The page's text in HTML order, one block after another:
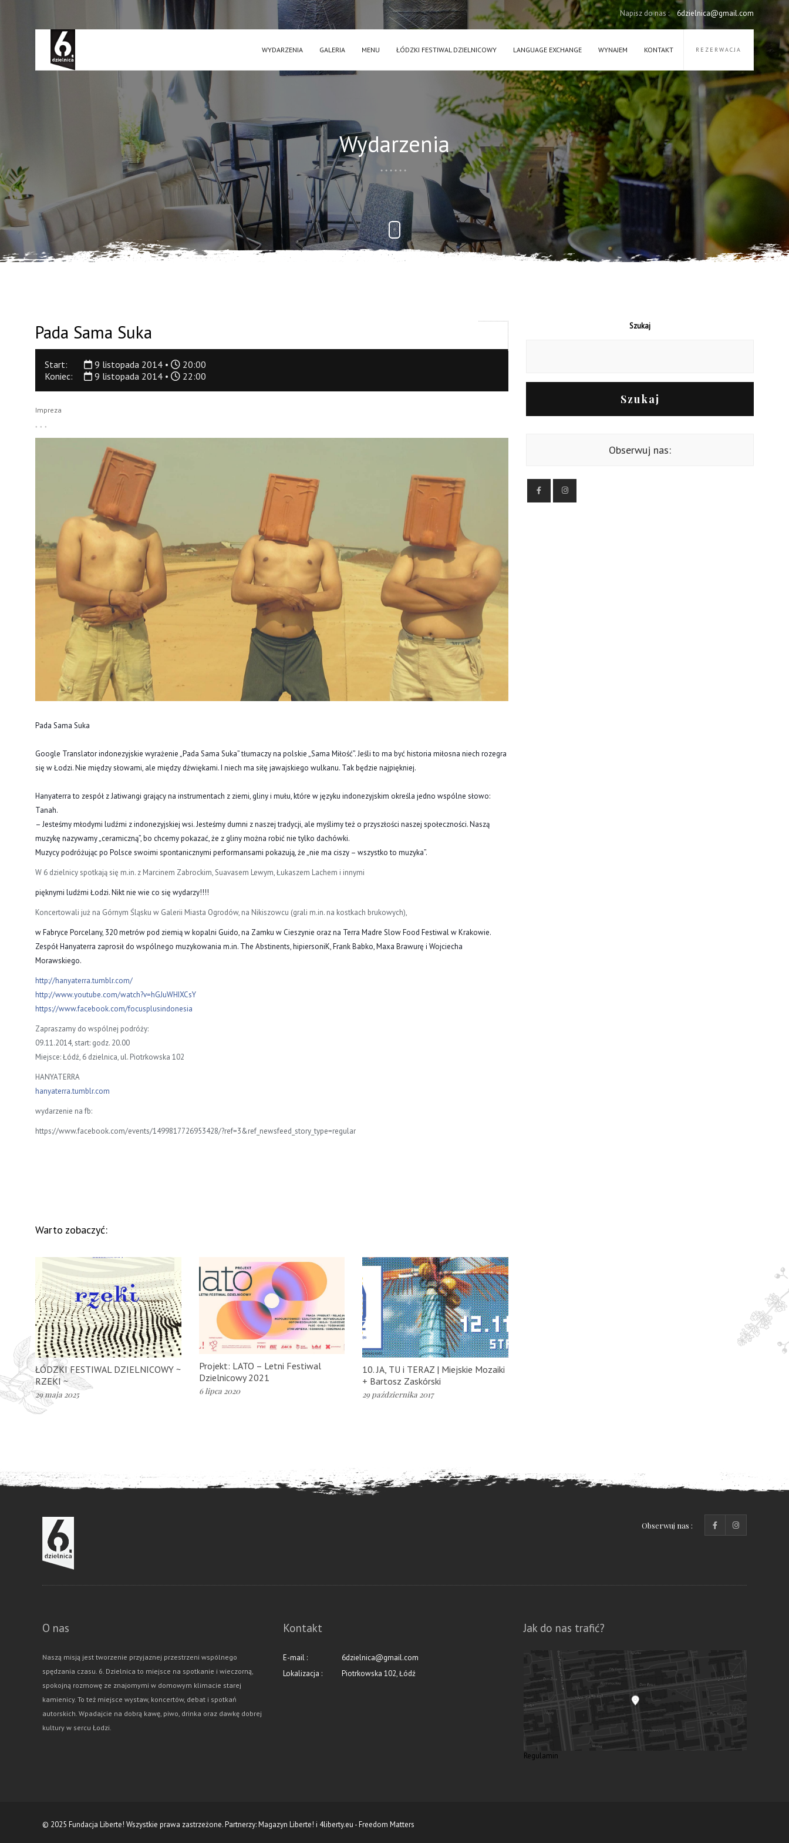
Napisz do nas : 6dzielnica@gmail.com
REZERWACJA
WYDARZENIA GALERIA MENU ŁÓDZKI FESTIWAL DZIELNICOWY LANGUAGE EXCHANGE WYNAJEM KONTAKT
Wydarzenia
Pada Sama Suka
Start: 9 listopada 2014 •
20:00
Koniec:
9 listopada 2014 • 22:00
Impreza
Pada Sama Suka
Google Translator indonezyjskie wyrażenie „Pada Sama Suka” tłumaczy na polskie „Sama Miłość”. Jeśli to ma być historia miłosna niech rozegra
się w Łodzi. Nie między słowami, ale między dźwiękami. I niech ma siłę jawajskiego wulkanu. Tak będzie najpiękniej.
Hanyaterra to zespół z Jatiwangi grający na instrumentach z ziemi, gliny i mułu, które w języku indonezyjskim określa jedno wspólne słowo:
Tanah.
– Jesteśmy młodymi ludźmi z indonezyjskiej wsi. Jesteśmy dumni z naszej tradycji, ale myślimy też o przyszłości naszej społeczności. Naszą
muzykę nazywamy „ceramiczną”, bo chcemy pokazać, że z gliny można robić nie tylko dachówki.
Muzycy podróżując po Polsce swoimi spontanicznymi performansami pokazują, że „nie ma ciszy – wszystko to muzyka”.
W 6 dzielnicy spotkają się m.in. z Marcinem Zabrockim, Suavasem Lewym, Łukaszem Lachem i innymi
pięknymi ludźmi Łodzi. Nikt nie wie co się wydarzy!!!!
Koncertowali już na Górnym Śląsku w Galerii Miasta Ogrodów, na Nikiszowcu (grali m.in. na kostkach brukowych),
w Fabryce Porcelany, 320 metrów pod ziemią w kopalni Guido, na Zamku w Cieszynie oraz na Terra Madre Slow Food Festiwal w Krakowie.
Zespół Hanyaterra zaprosił do wspólnego muzykowania m.in. The Abstinents, hipiersoniK, Frank Babko, Maxa Brawurę i Wojciecha
Morawskiego.
http://hanyaterra.tumblr.com/
http://www.youtube.com/watch?v=hGJuWHIXCsY
https://www.facebook.com/focusplusindonesia
Zapraszamy do wspólnej podróży:
09.11.2014, start: godz. 20.00
Miejsce: Łódź, 6 dzielnica, ul. Piotrkowska 102
HANYATERRA
hanyaterra.tumblr.com
wydarzenie na fb:
https://www.facebook.com/events/1499817726953428/?ref=3&ref_newsfeed_story_type=regular
Warto zobaczyć:
ŁÓDZKI FESTIWAL DZIELNICOWY ~
RZEKI ~
29 maja 2025
Projekt: LATO – Letni Festiwal
Dzielnicowy 2021
6 lipca 2020
10. JA, TU i TERAZ | Miejskie Mozaiki
+ Bartosz Zaskórski
29 października 2017
Szukaj
Szukaj
Obserwuj nas:
Obserwuj nas :
O nas
Naszą misją jest tworzenie przyjaznej przestrzeni wspólnego
spędzania czasu. 6. Dzielnica to miejsce na spotkanie i wieczorną,
spokojną rozmowę ze znajomymi w domowym klimacie starej
kamienicy. To też miejsce wystaw, koncertów, debat i spotkań
autorskich. Wpadajcie na dobrą kawę, piwo, drinka oraz dawkę dobrej
kultury w sercu Łodzi.
Kontakt
E-mail :
6dzielnica@gmail.com
Lokalizacja :
Piotrkowska 102, Łódź
Jak do nas trafić?
Regulamin
© 2025 Fundacja Liberte! Wszystkie prawa zastrzeżone. Partnerzy:Magazyn Liberte! i 4liberty.eu - Freedom Matters